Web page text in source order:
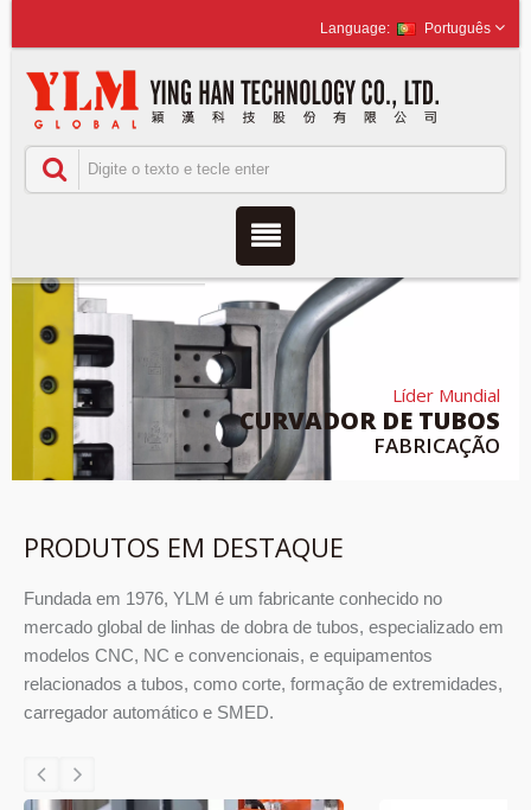
Português
Líder Mundial
CURVADOR DE TUBOS
FABRICAÇÃO
PRODUTOS EM DESTAQUE
Fundada em 1976, YLM é um fabricante conhecido no
mercado global de linhas de dobra de tubos, especializado em
modelos CNC, NC e convencionais, e equipamentos
relacionados a tubos, como corte, formação de extremidades,
carregador automático e SMED.